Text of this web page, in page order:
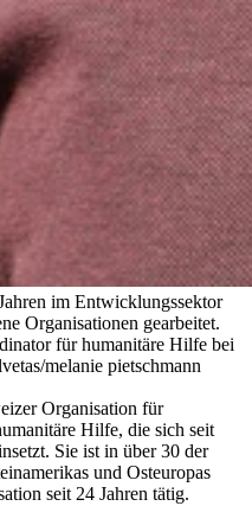
im Entwicklungssektor
Organisationen gearbeitet.
für humanitäre Hilfe bei
melanie pietschmann
Organisation für
Hilfe, die sich seit
Sie ist in über 30 der
und Osteuropas
seit 24 Jahren tätig.